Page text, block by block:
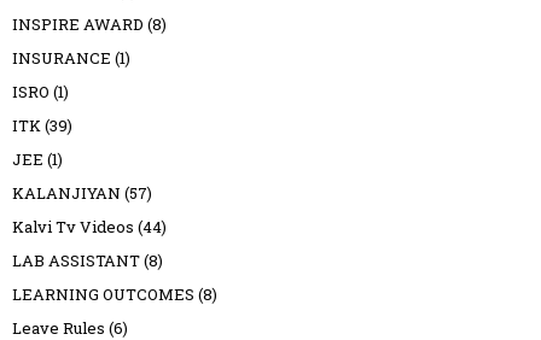
INSPIRE AWARD (8)
INSURANCE (1)
ISRO (1)
ITK(39)
JEE (1)
KALANJIYAN (57)
Kalvi Tv Videos (44)
LAB ASSISTANT(8)
LEARNING OUTCOMES (8)
Leave Rules (6)